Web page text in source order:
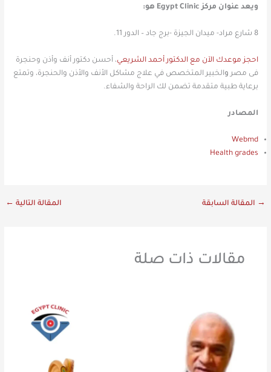
ويعد عنوان مركز Egypt Clinic هو:
8 شارع مراد- ميدان الجيزة -برج جاد – الدور 11.
احجز موعدك الآن مع الدكتور أحمد الشريعي، أحسن دكتور أنف وأذن وحنجرة
فى مصروالخبير المتخصص في علاج مشاكل الأنف والأذن والحنجرة، وتمتع
برعاية طبية متقدمة تضمن لك الراحة والشفاء.
المصادر
Webmd
Health grades
→ المقالة السابقة المقالة التالية ←
مقالات ذات صلة